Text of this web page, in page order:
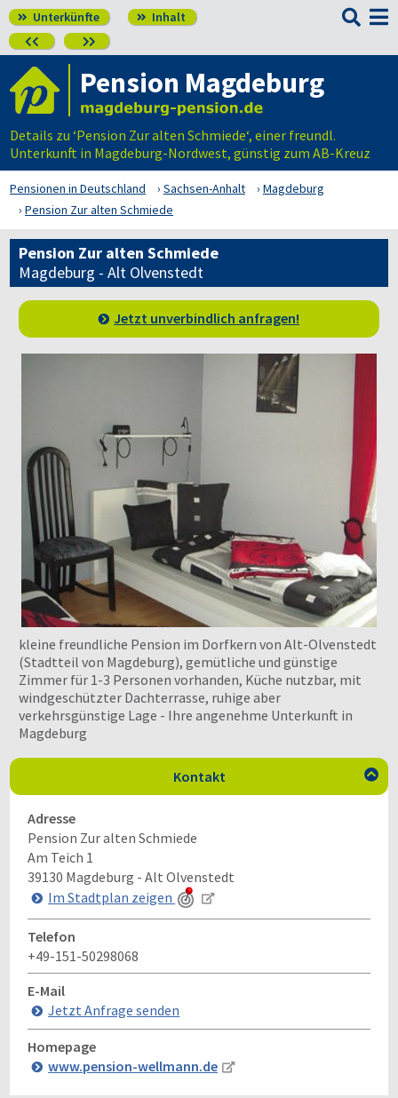
 Unterkünfte  Inhalt
 

Pension Magdeburg
Details zu ‘Pension Zur alten Schmiede‘, einer freundl.
Unterkunft in Magdeburg-Nordwest, günstig zum AB-Kreuz
Pensionen in Deutschland Sachsen-Anhalt
Magdeburg
Pension Zur alten Schmiede
Pension Zur alten Schmiede
Magdeburg - Alt Olvenstedt
Jetzt unverbindlich anfragen!
kleine freundliche Pension im Dorfkern von Alt-Olvenstedt
(Stadtteil von Magdeburg), gemütliche und günstige
Zimmer für 1-3 Personen vorhanden, Küche nutzbar, mit
windgeschützter Dachterrasse, ruhige aber
verkehrsgünstige Lage - Ihre angenehme Unterkunft in
Magdeburg
Kontakt 
Adresse
Pension Zur alten Schmiede
Am Teich 1
39130 Magdeburg - Alt Olvenstedt
Im Stadtplan zeigen
Telefon
+49-151-50298068
E-Mail
Jetzt Anfrage senden
Homepage
www.pension-wellmann.de